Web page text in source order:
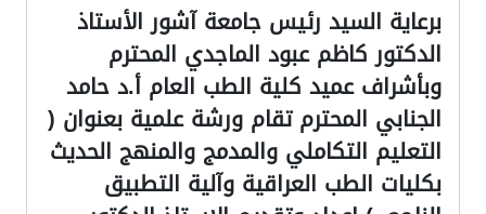
برعاية السيد رئيس جامعة آشور الأستاذ
الدكتور كاظم عبود الماجدي المحترم
وبأشراف عميد كلية الطب العام أ.د حامد
الجنابي المحترم تقام ورشة علمية بعنوان (
التعليم التكاملي والمدمج والمنهج الحديث
بكليات الطب العراقية وآلية التطبيق